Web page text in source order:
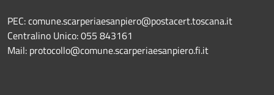
PEC: comune.scarperiaesanpiero@postacert.toscana.it
Centralino Unico: 055 843161
Mail: protocollo@comune.scarperiaesanpiero.fi.it